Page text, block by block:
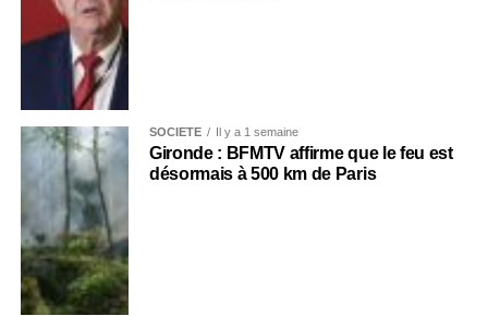
SOCIÉTÉ Il y a 1 semaine
Gironde : BFMTV affirme que le feu est
désormais à 500 km de Paris